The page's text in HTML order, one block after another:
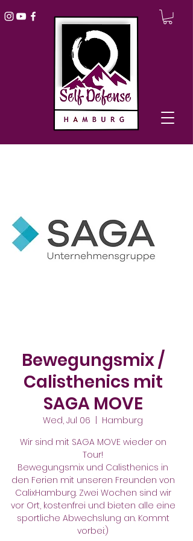
Bewegungsmix /
Calisthenics mit
SAGA MOVE
Wed, Jul 06
Hamburg
Wir sind mit SAGA MOVE wieder on
Tour!
Bewegungsmix und Calisthenics in
den Ferien mit unseren Freunden von
CalixHamburg. Zwei Wochen sind wir
vor Ort, kostenfrei und bieten alle eine
sportliche Abwechslung an. Kommt
vorbei:)